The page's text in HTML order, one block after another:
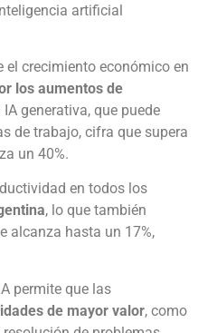
artificial
el crecimiento económico en
los aumentos de
generativa, que puede
de trabajo, cifra que supera
un 40%.
en todos los
, lo que también
alcanza hasta un 17%,
permite que las
de mayor valor, como